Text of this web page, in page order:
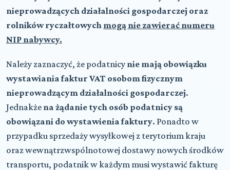
nieprowadzących działalności gospodarczej oraz
rolników ryczałtowych mogą nie zawierać numeru
NIP nabywcy.
Należy zaznaczyć, że podatnicy nie mają obowiązku
wystawiania faktur VAT osobom fizycznym
nieprowadzącym działalności gospodarczej.
Jednakże na żądanie tych osób podatnicy są
obowiązani do wystawienia faktury. Ponadto w
przypadku sprzedaży wysyłkowej z terytorium kraju
oraz wewnątrzwspólnotowej dostawy nowych środków
transportu, podatnik w każdym musi wystawić fakturę